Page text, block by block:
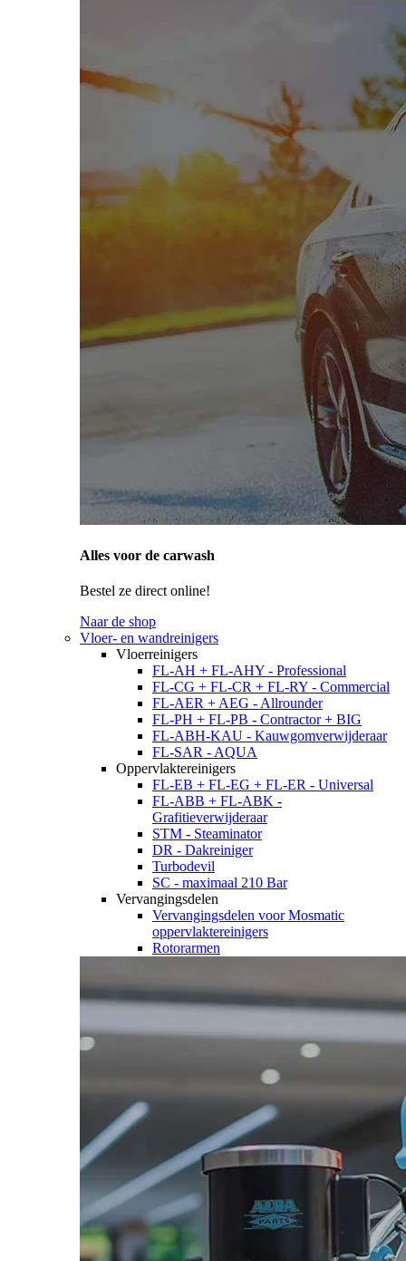
Alles voor de carwash
Bestel ze direct online!
Naar de shop
Vloer- en wandreinigers
Vloerreinigers
FL-AH + FL-AHY - Professional
FL-CG + FL-CR + FL-RY - Commercial
FL-AER + AEG - Allrounder
FL-PH + FL-PB - Contractor + BIG
FL-ABH-KAU - Kauwgomverwijderaar
FL-SAR - AQUA
Oppervlaktereinigers
FL-EB + FL-EG + FL-ER - Universal
FL-ABB + FL-ABK -
Grafitieverwijderaar
STM - Steaminator
DR - Dakreiniger
Turbodevil
SC - maximaal 210 Bar
Vervangingsdelen
Vervangingsdelen voor Mosmatic
oppervlaktereinigers
Rotorarmen